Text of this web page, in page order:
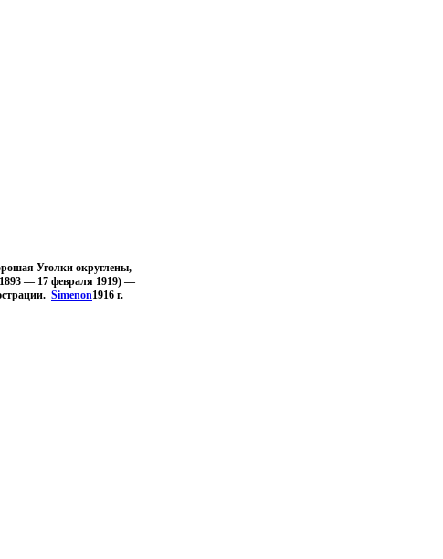
Уголки округлены,
1893 — 17 февраля 1919) —
Simenon1916 г.